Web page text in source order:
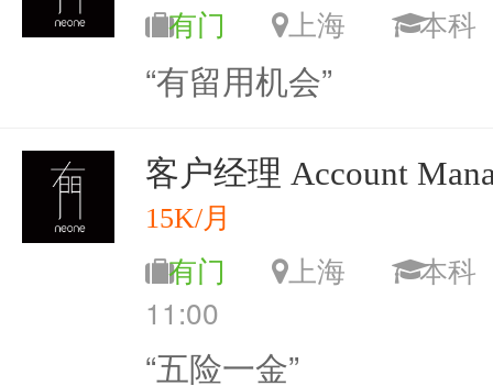
有门 上海 本
“有留用机会”
客户经理 Account
15K/月
有门 上海
本
11:00
“五险一金”